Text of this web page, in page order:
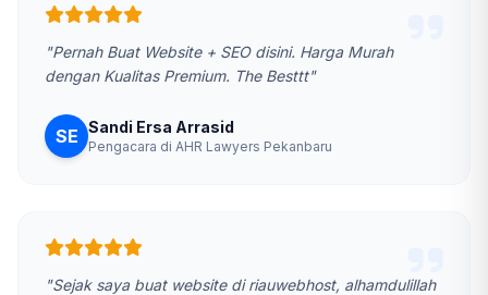
"Pernah Buat Website + SEO disini. Harga Murah
dengan Kualitas Premium. The Besttt"
SE Sandi Ersa Arrasid
Pengacara di AHR Lawyers Pekanbaru
"Sejak saya buat website di riauwebhost, alhamdulillah